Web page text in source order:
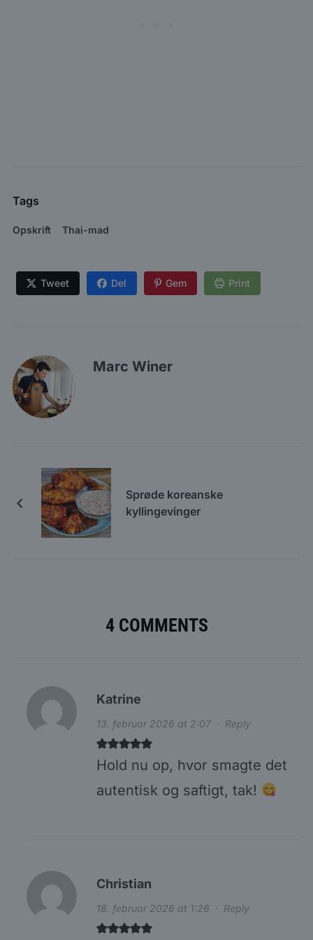
Tags
Opskrift Thai-mad
Tweet Del Gem Print
Marc Winer
Sprøde koreanske
kyllingevinger
4 COMMENTS
Katrine
13. februar 2026 at 2:07· Reply
Hold nu op, hvor smagte det
autentisk og saftigt, tak!
Christian
18. februar 2026 at 1:26 · Reply